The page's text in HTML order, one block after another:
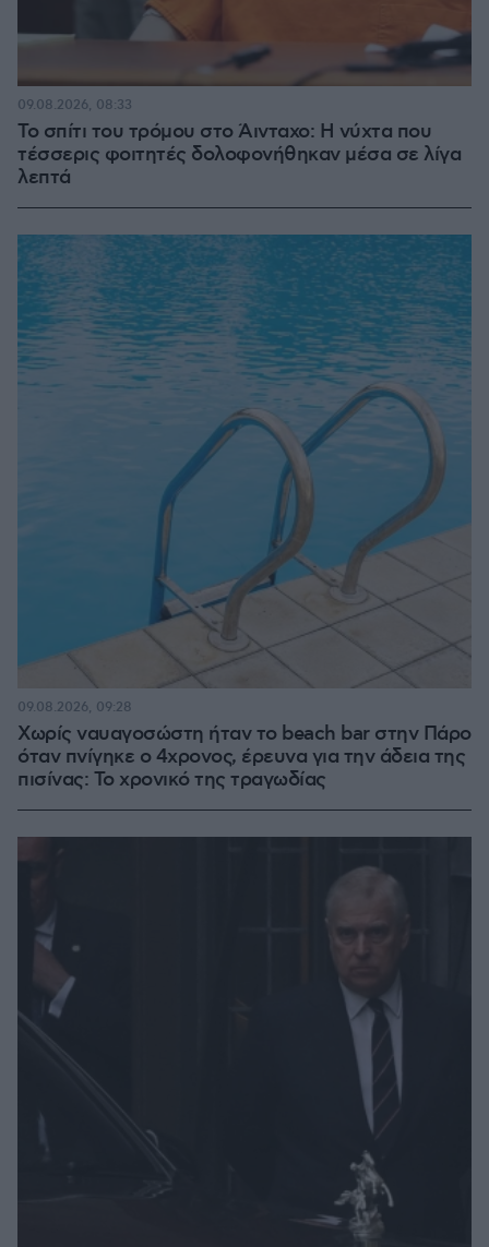
Το σπίτι του τρόμου στο Άινταχο: Η νύχτα που
τέσσερις φοιτητές δολοφονήθηκαν μέσα σε λίγα
λεπτά
09.08.2026, 08:33
Χωρίς ναυαγοσώστη ήταν το beach bar στην Πάρο
όταν πνίγηκε ο 4χρονος, έρευνα για την άδεια της
πισίνας: Το χρονικό της τραγωδίας
09.08.2026, 09:28